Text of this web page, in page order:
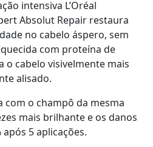
intensiva L’Oréal
Absolut Repair restaura
no cabelo áspero, sem
com proteína de
o cabelo visivelmente mais
alisado.
com o champô da mesma
mais brilhante e os danos
5 aplicações.